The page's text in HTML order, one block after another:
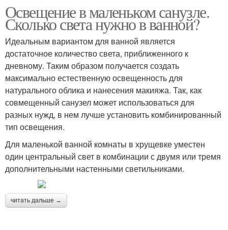
Освещение в маленьком санузле.
Сколько света нужно в ванной?
Идеальным вариантом для ванной является
достаточное количество света, приближенного к
дневному. Таким образом получается создать
максимально естественную освещенность для
натурального облика и нанесения макияжа. Так, как
совмещенный санузел может использоваться для
разных нужд, в нем лучше установить комбинированный
тип освещения.
Для маленькой ванной комнаты в хрущевке уместен
один центральный свет в комбинации с двумя или тремя
дополнительными настенными светильниками.
читать дальше →